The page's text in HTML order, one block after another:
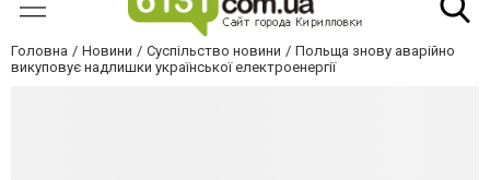
Головна Новини Суспільство новини
Польща знову аварійно
викуповує надлишки української електроенергії